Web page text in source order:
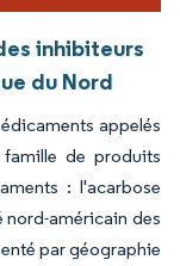
inhibiteurs
du Nord
appelés
de produits
: l'acarbose
nord-américain des
par géographie